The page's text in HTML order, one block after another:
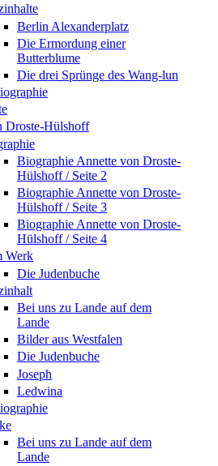
Berlin Alexanderplatz
Die Ermordung einer
Butterblume
Die drei Sprünge des Wang-lun
Droste-Hülshoff
Biographie Annette von Droste-
Hülshoff / Seite 2
Biographie Annette von Droste-
Hülshoff / Seite 3
Biographie Annette von Droste-
Hülshoff / Seite 4
Werk
Die Judenbuche
Bei uns zu Lande auf dem
Lande
Bilder aus Westfalen
Die Judenbuche
Joseph
Ledwina
Bei uns zu Lande auf dem
Lande